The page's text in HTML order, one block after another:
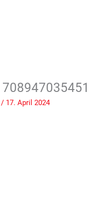
/ 17. April 2024